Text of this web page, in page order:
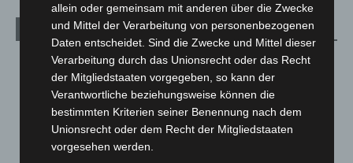
Kategorien
Blaulicht
2.798
Corona-News
Hannover und Region
Langenhagen und Ortsteile
Leserbriefe
allein oder gemeinsam mit anderen über die Zwecke
und Mittel der Verarbeitung von personenbezogenen
Daten entscheidet. Sind die Zwecke und Mittel dieser
Verarbeitung durch das Unionsrecht oder das Recht
der Mitgliedstaaten vorgegeben, so kann der
Verantwortliche beziehungsweise können die
bestimmten Kriterien seiner Benennung nach dem
Unionsrecht oder dem Recht der Mitgliedstaaten
vorgesehen werden.